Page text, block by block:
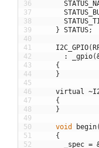
36
37
38
39
40
41
42
43
44
45
46
47
48
49
50
51
52
} STATUS;
I2C_GPIO(
:
_gpio(
{
}
virtual ~
{
}
void begin(
{
_spec =